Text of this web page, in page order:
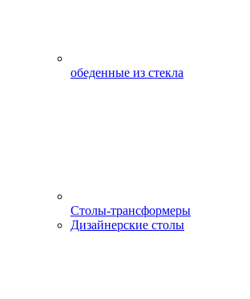
обеденные из стекла
Столы-трансформеры
Дизайнерские столы